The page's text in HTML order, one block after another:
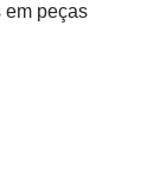
em peças